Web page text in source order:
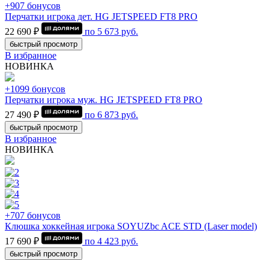
+907 бонусов
Перчатки игрока дет. HG JETSPEED FT8 PRO
22 690 ₽
по 5 673 руб.
быстрый просмотр
В избранное
НОВИНКА
+1099 бонусов
Перчатки игрока муж. HG JETSPEED FT8 PRO
27 490 ₽
по 6 873 руб.
быстрый просмотр
В избранное
НОВИНКА
+707 бонусов
Клюшка хоккейная игрока SOYUZbc ACE STD (Laser model)
17 690 ₽
по 4 423 руб.
быстрый просмотр